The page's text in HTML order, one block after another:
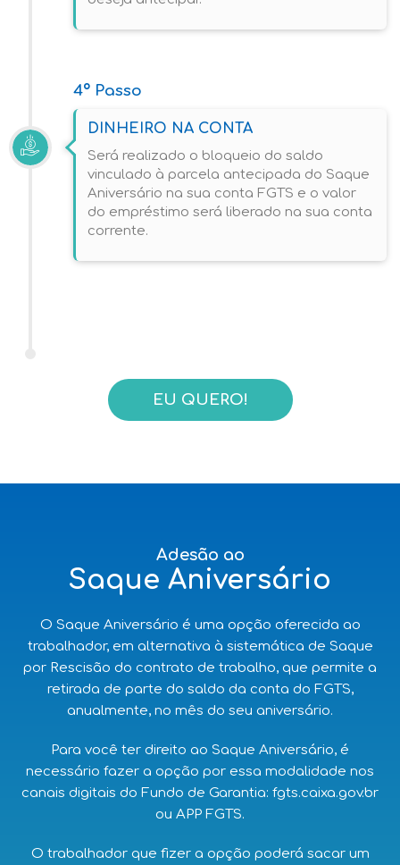
4º Passo
DINHEIRO NA CONTA
Será realizado o bloqueio do saldo
vinculado à parcela antecipada do Saque
Aniversário na sua conta FGTS e o valor
do empréstimo será liberado na sua conta
corrente.
EU QUERO!
Adesão ao
Saque Aniversário
O Saque Aniversário é uma opção oferecida ao
trabalhador, em alternativa à sistemática de Saque
por Rescisão do contrato de trabalho, que permite a
retirada de parte do saldo da conta do FGTS,
anualmente, no mês do seu aniversário.
Para você ter direito ao Saque Aniversário, é
necessário fazer a opção por essa modalidade nos
canais digitais do Fundo de Garantia: fgts.caixa.gov.br
ou APP FGTS.
O trabalhador que fizer a opção poderá sacar um